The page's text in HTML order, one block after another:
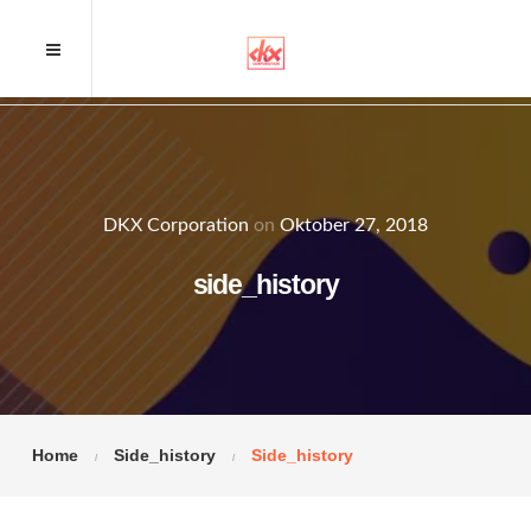
DKX Corporation on Oktober 27, 2018
side_history
Home Side_history Side_history